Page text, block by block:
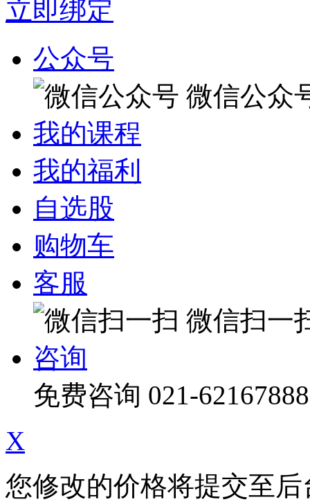
立即绑定
公众号
微信公众
我的课程
我的福利
自选股
购物车
客服
微信扫一
咨询
免费咨询 021-62167888
X
您修改的价格将提交至